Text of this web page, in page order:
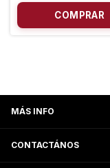
MÁS INFO
CONTACTÁNOS